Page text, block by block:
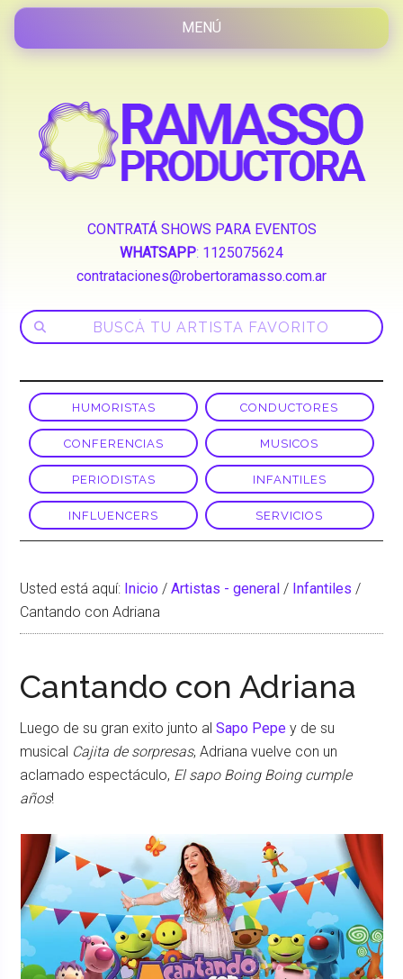
CONTRATÁ SHOWS PARA EVENTOS
WHATSAPP: 1125075624
contrataciones@robertoramasso.com.ar
HUMORISTAS CONDUCTORES
CONFERENCIAS MUSICOS
PERIODISTAS INFANTILES
INFLUENCERS SERVICIOS
Usted está aquí: Inicio / Artistas - general / Infantiles /
Cantando con Adriana
Cantando con Adriana
Luego de su gran exito junto alSapo Pepey de su
musical Cajita de sorpresas, Adriana vuelve con un
aclamado espectáculo, El sapo Boing Boing cumple
años!